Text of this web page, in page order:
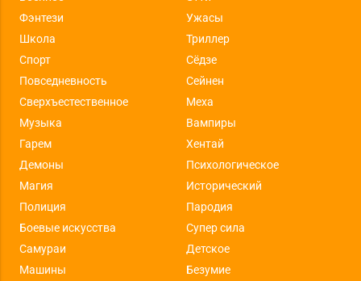
Фэнтези
Ужасы
Школа
Триллер
Спорт
Сёдзе
Повседневность
Сейнен
Сверхъестественное
Меха
Музыка
Вампиры
Гарем
Хентай
Демоны
Психологическое
Магия
Исторический
Полиция
Пародия
Боевые искусства
Супер сила
Самураи
Детское
Машины
Безумие